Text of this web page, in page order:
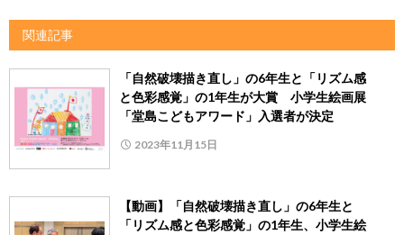
関連記事
「自然破壊描き直し」の6年生と「リズム感
と色彩感覚」の1年生が大賞 小学生絵画展
「堂島こどもアワード」入選者が決定
2023年11月15日
【動画】「自然破壊描き直し」の6年生と
「リズム感と色彩感覚」の1年生、小学生絵